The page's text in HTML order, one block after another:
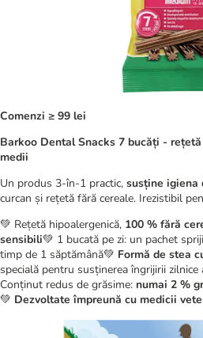
Comenzi ≥ 99 lei
Barkoo Dental Snacks 7 bucăți - rețetă
medii
Un produs 3-în-1 practic, susține igiena
curcan și rețetă fără cereale. Irezistibil
💚 Rețetă hipoalergenică, 100 % fără
sensibili💚 1 bucată pe zi: un pachet
timp de 1 săptămână💚 Formă de stea
specială pentru susținerea îngrijirii
Conținut redus de grăsime: numai 2 %
💚 Dezvoltate împreună cu medicii